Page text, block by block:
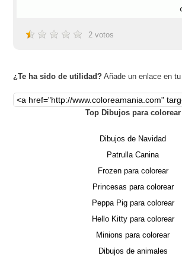
2 votos
¿Te ha sido de utilidad? Añade un enlace en
Top Dibujos para colorear
Dibujos de Navidad
Patrulla Canina
Frozen para colorear
Princesas para colorear
Peppa Pig para colorear
Hello Kitty para colorear
Minions para colorear
Dibujos de animales